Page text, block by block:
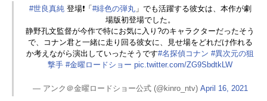
#世良真純登場❗️「#緋色の弾丸」でも活躍する彼女は、本作が劇
場版初登場でした。
静野孔文監督が今作で特にお気に入り?のキャラクターだったそう
で、コナン君と一緒に走り回る彼女に、見せ場をどれだけ作れる
か考えながら演出していったそうです#名探偵コナン #異次元の狙
撃手 #金曜ロードショー pic.twitter.com/ZG9SbdtkLW
— アンク＠金曜ロードショー公式 (@kinro_ntv) April 16, 2021